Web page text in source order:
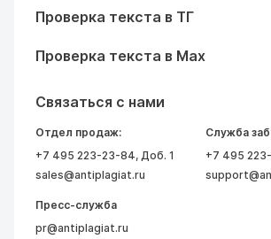
Проверка текста в ТГ
Проверка текста в Max
Связаться с нами
Отдел продаж:
+7 495 223-23-84, Доб. 1
sales@antiplagiat.ru
Служба
+7 495
Пресс-служба
pr@antiplagiat.ru